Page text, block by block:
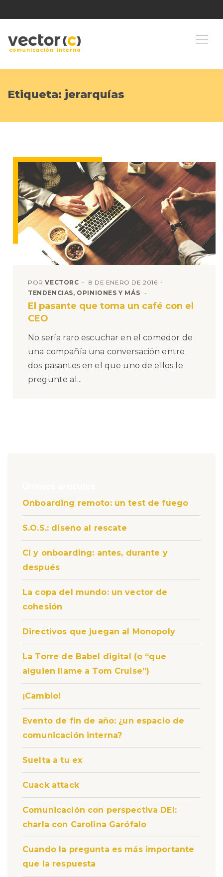
Etiqueta: jerarquías
PORVECTORC
8 DE ENERO DE 2016
TENDENCIAS, OPINIONES Y MÁS
El pasante que toma un café con el
CEO
No sería raro escuchar en el comedor de
una compañía una conversación entre
dos pasantes en el que uno de ellos le
pregunte al...
Onboarding remoto: un test de fuego
S.O.S.: diseño al rescate
CI y onboarding: antes, durante y
después
La copa del mundo: un vector de
cohesión
Directivos que juegan al Monopoly
La Torre de Babel digital (o “que
alguien llame a Tom Cruise”)
¡Cambio!
Evento de fin de año: ¿un espacio de
comunicación interna?
Suelta a tu ex
Cuack attack
Comunicación con perspectiva DEI:
charla con Carolina Garófalo
Cuando la pregunta es más importante
que la respuesta